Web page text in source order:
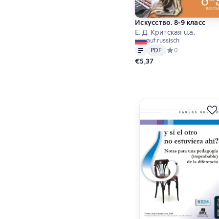
Искусство. 8-9 класс
Е. Д. Критская u.a.
auf russisch
Text
PDF
PDF Средний рейтинг
0
€5,37